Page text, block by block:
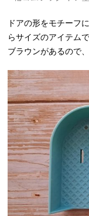
ドアの形をモチーフ
らサイズのアイテム
ブラウンがあるので